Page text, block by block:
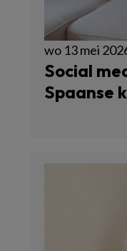
wo 13 mei
Social
Spaanse